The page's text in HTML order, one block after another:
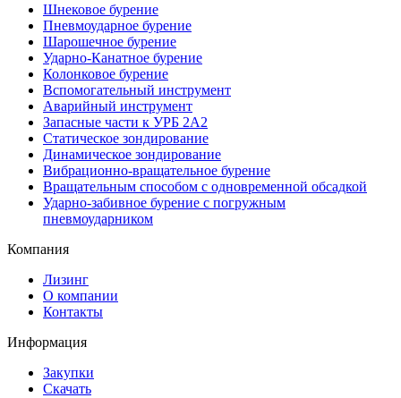
Шнековое бурение
Пневмоударное бурение
Шарошечное бурение
Ударно-Канатное бурение
Колонковое бурение
Вспомогательный инструмент
Аварийный инструмент
Запасные части к УРБ 2А2
Статическое зондирование
Динамическое зондирование
Вибрационно-вращательное бурение
Вращательным способом с одновременной обсадкой
Ударно-забивное бурение с погружным
пневмоударником
Компания
Лизинг
О компании
Контакты
Информация
Закупки
Скачать